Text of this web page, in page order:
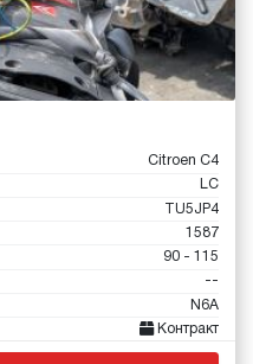
Citroen C4
LC
TU5JP4
1587
90 - 115
--
N6A
Контракт